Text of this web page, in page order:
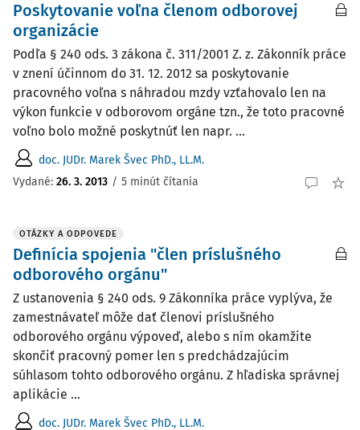
Poskytovanie voľna členom odborovej
organizácie
Podľa § 240 ods. 3 zákona č. 311/2001 Z. z. Zákonník práce
v znení účinnom do 31. 12. 2012 sa poskytovanie
pracovného voľna s náhradou mzdy vzťahovalo len na
výkon funkcie v odborovom orgáne tzn., že toto pracovné
voľno bolo možné poskytnúť len napr. ...
doc. JUDr. Marek Švec PhD., LL.M.
Vydané: 26. 3. 2013 / 5 minút čítania
OTÁZKY A ODPOVEDE
Definícia spojenia "člen príslušného
odborového orgánu"
Z ustanovenia § 240 ods. 9 Zákonníka práce vyplýva, že
zamestnávateľ môže dať členovi príslušného
odborového orgánu výpoveď, alebo s ním okamžite
skončiť pracovný pomer len s predchádzajúcim
súhlasom tohto odborového orgánu. Z hľadiska správnej
aplikácie ...
doc. JUDr. Marek Švec PhD., LL.M.